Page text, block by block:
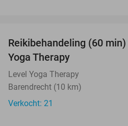
Reikibehandeling (60
Yoga Therapy
Level Yoga Therapy
Barendrecht (10 km)
Verkocht: 21